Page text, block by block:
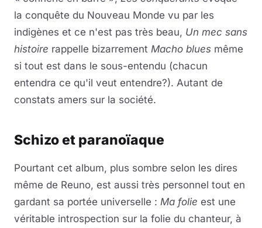
la conquête du Nouveau Monde vu par les
indigènes et ce n'est pas très beau, Un mec sans
histoire rappelle bizarrement Macho blues même
si tout est dans le sous-entendu (chacun
entendra ce qu'il veut entendre?). Autant de
constats amers sur la société.
Schizo et paranoïaque
Pourtant cet album, plus sombre selon les dires
même de Reuno, est aussi très personnel tout en
gardant sa portée universelle : Ma folie est une
véritable introspection sur la folie du chanteur, à